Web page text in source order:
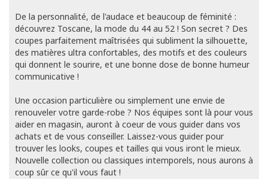
De la personnalité, de l'audace et beaucoup de féminité :
découvrez Toscane, la mode du 44 au 52 ! Son secret ? Des
coupes parfaitement maîtrisées qui subliment la silhouette,
des matières ultra confortables, des motifs et des couleurs
qui donnent le sourire, et une bonne dose de bonne humeur
communicative !
Une occasion particulière ou simplement une envie de
renouveler votre garde-robe ? Nos équipes sont là pour vous
aider en magasin, auront à coeur de vous guider dans vos
achats et de vous conseiller. Laissez-vous guider pour
trouver les looks, coupes et tailles qui vous iront le mieux.
Nouvelle collection ou classiques intemporels, nous aurons à
coup sûr ce qu'il vous faut !